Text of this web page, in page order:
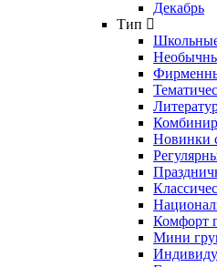
Декабрь
Тип
Новинки
Комфорт
Мини